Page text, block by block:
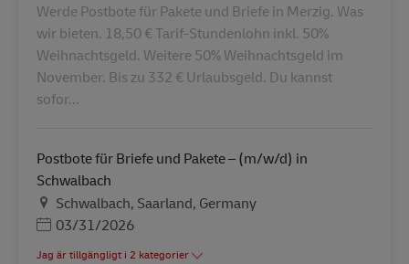
Werde Postbote für Pakete und Briefe in Merzig. Was
wir bieten. 18,50 € Tarif-Stundenlohn inkl. 50%
Weihnachtsgeld. Weitere 50% Weihnachtsgeld im
November. Bis zu 332 € Urlaubsgeld. Du kannst
sofor...
Postbote für Briefe und Pakete – (m/w/d) in
Schwalbach
PlatsSchwalbach, Saarland, Germany
Posted Date
03/31/2026
Jag är tillgängligt i 2 kategorier